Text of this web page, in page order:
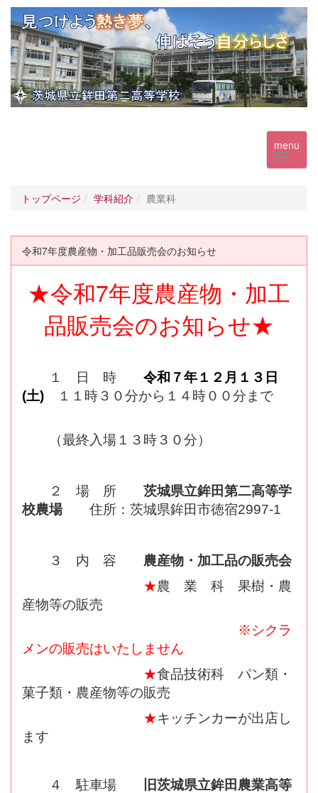
menu
トップページ 学科紹介 農業科
令和7年度農産物・加工品販売会のお知らせ
★令和7年度農産物・加工
品販売会のお知らせ★
１ 日 時 令和７年１２月１３日
(土)
１１時３０分から１４時００分まで
（最終入場１３時３０分）
２ 場 所 茨城県立鉾田第二高等学
校農場
住所：茨城県鉾田市徳宿2997-1
３ 内 容 農産物・加工品の販売会
★農 業 科 果樹・農
産物等の販売
※シクラ
メンの販売はいたしません
★食品技術科 パン類・
菓子類・農産物等の販売
★キッチンカーが出店し
ます
４ 駐車場
旧茨城県立鉾田農業高等